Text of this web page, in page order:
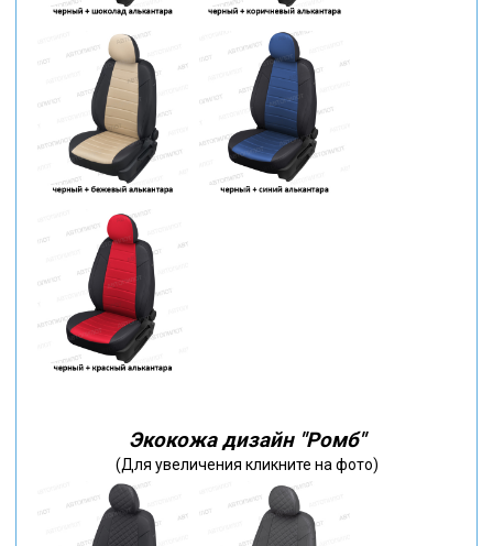
Экокожа дизайн "Ромб"
(Для увеличения кликните на фото)